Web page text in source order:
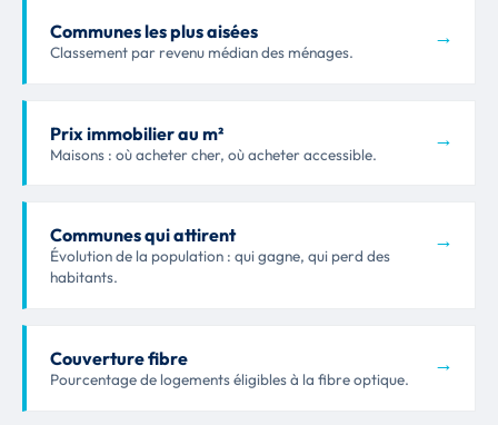
Communes les plus aisées
Classement par revenu médian des ménages.
→
Prix immobilier au m²
Maisons : où acheter cher, où acheter accessible.
→
Communes qui attirent
Évolution de la population : qui gagne, qui perd des
habitants.
→
Couverture fibre
Pourcentage de logements éligibles à la fibre optique.
→